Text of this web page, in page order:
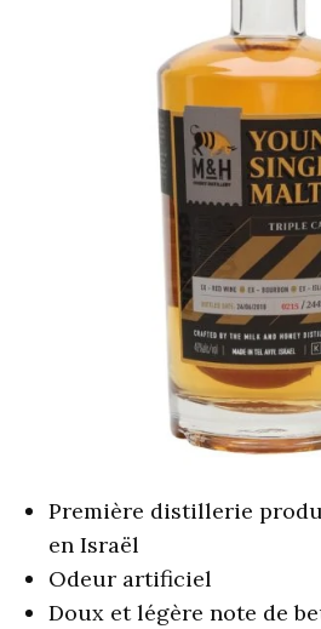
Première distillerie
en Israël
Odeur artificiel
Doux et légère note de